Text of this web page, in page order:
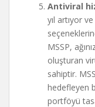
Antiviral
yıl artıyor
MSSP,
oluşturan
sahiptir.
hedefleyen
portföyü